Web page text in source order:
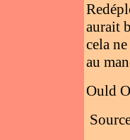
aurait
cela
au
Ould